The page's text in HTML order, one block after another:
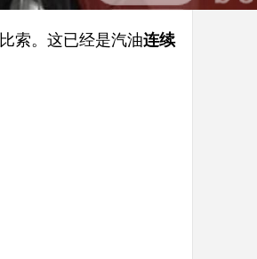
比索。这已经是汽油连续